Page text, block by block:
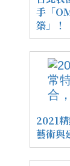
手「
築」！
2021
藝術與